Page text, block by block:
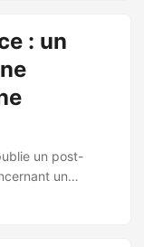
avait
comme «
à
hébergé en
des registres de
: un
un post-
un
évaluation